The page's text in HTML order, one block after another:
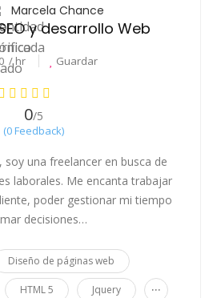
Marcela Chance
y desarrollo Web
/ hr Guardar
0/5
(0 Feedback)
soy una freelancer en busca de
laborales. Me encanta trabajar
poder gestionar mi tiempo
decisiones…
Diseño de páginas web
HTML 5 Jquery ...